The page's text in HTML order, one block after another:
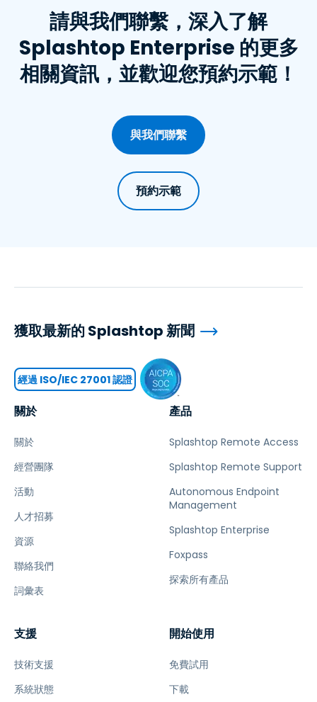
請與我們聯繫，深入了解
Splashtop Enterprise 的更多
相關資訊，並歡迎您預約示範！
與我們聯繫
預約示範
關於
關於
經營團隊
活動
人才招募
資源
聯絡我們
詞彙表
產品
Splashtop Remote Access
Splashtop Remote Support
Autonomous Endpoint
Management
Splashtop Enterprise
Foxpass
探索所有產品
支援
技術支援
系統狀態
開始使用
免費試用
下載
獲取最新的 Splashtop 新聞
經過 ISO/IEC 27001 認證